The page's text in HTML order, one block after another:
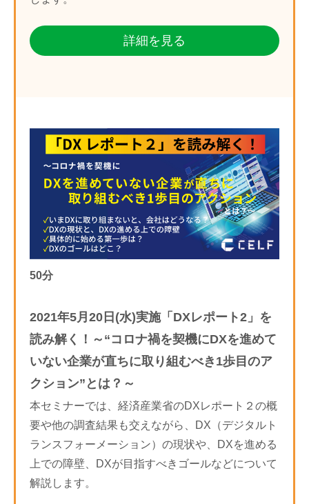
詳細を見る
50分
2021年5月20日(水)実施「DXレポート2」を
読み解く！～“コロナ禍を契機にDXを進めて
いない企業が直ちに取り組むべき1歩目のア
クション”とは？～
本セミナーでは、経済産業省のDXレポート２の概
要や他の調査結果も交えながら、DX（デジタルト
ランスフォーメーション）の現状や、DXを進める
上での障壁、DXが目指すべきゴールなどについて
解説します。